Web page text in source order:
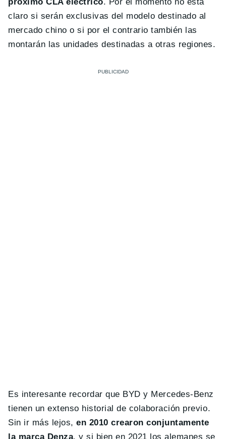
claro si serán exclusivas del modelo destinado al
mercado chino o si por el contrario también las
montarán las unidades destinadas a otras regiones.
Es interesante recordar que BYD y Mercedes-Benz
tienen un extenso historial de colaboración previo.
Sin ir más lejos,en 2010 crearon conjuntamente
la marca Denza, y si bien en 2021 los alemanes se